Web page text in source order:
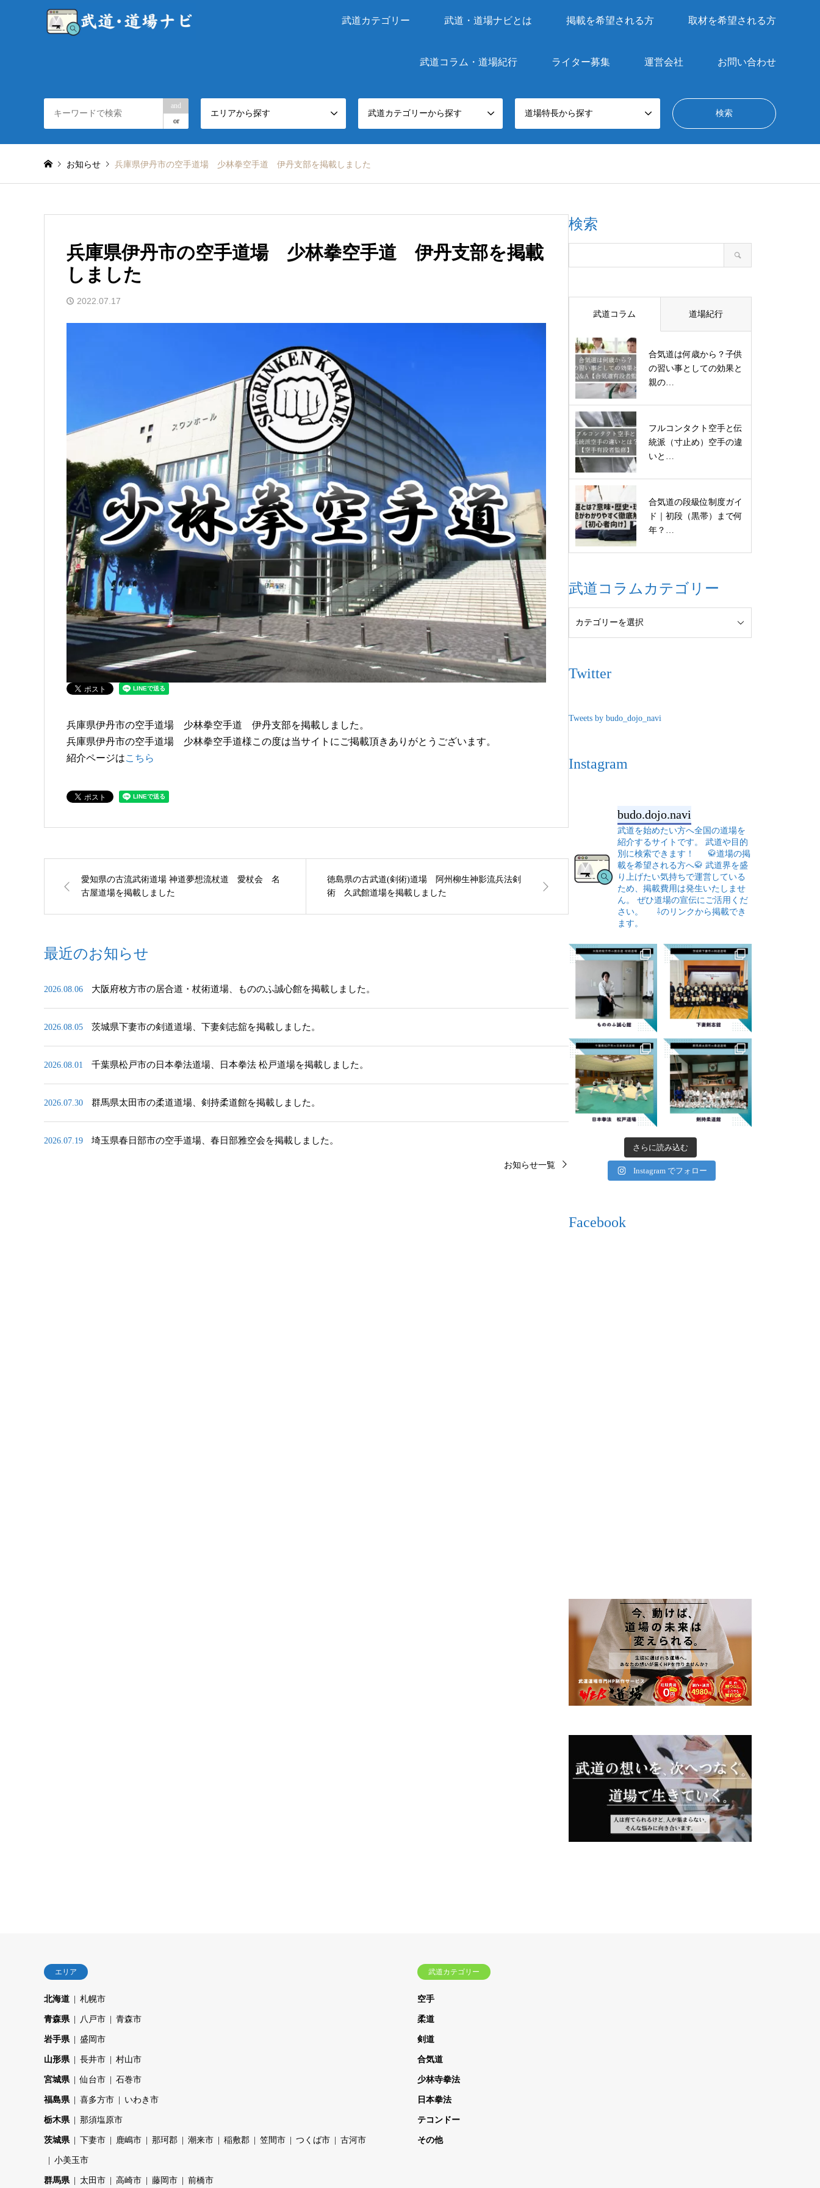
武道カテゴリー 武道・道場ナビとは 掲載を希望される方 取材を希望される方
武道コラム・道場紀行 ライター募集 運営会社 お問い合わせ
and
or
エリアから探す 武道カテゴリーから探す 道場特長から探す
お知らせ 兵庫県伊丹市の空手道場 少林拳空手道 伊丹支部を掲載しました
兵庫県伊丹市の空手道場 少林拳空手道 伊丹支部を掲載
しました
2022.07.17
兵庫県伊丹市の空手道場 少林拳空手道 伊丹支部を掲載しました。
兵庫県伊丹市の空手道場 少林拳空手道様この度は当サイトにご掲載頂きありがとうございます。
紹介ページはこちら
愛知県の古流武術道場 神道夢想流杖道 愛杖会 名
古屋道場を掲載しました
徳島県の古武道(剣術)道場 阿州柳生神影流兵法剣
術 久武館道場を掲載しました
最近のお知らせ
2026.08.06 大阪府枚方市の居合道・杖術道場、もののふ誠心館を掲載しました。
2026.08.05 茨城県下妻市の剣道道場、下妻剣志舘を掲載しました。
2026.08.01 千葉県松戸市の日本拳法道場、日本拳法 松戸道場を掲載しました。
2026.07.30 群馬県太田市の柔道道場、剣持柔道館を掲載しました。
2026.07.19 埼玉県春日部市の空手道場、春日部雅空会を掲載しました。
お知らせ一覧
検索
武道コラム 道場紀行
合気道は何歳から？子供
の習い事としての効果と
親の…
フルコンタクト空手と伝
統派（寸止め）空手の違
いと…
合気道の段級位制度ガイ
ド｜初段（黒帯）まで何
年？…
武道コラムカテゴリー
Twitter
Tweets by budo_dojo_navi
Instagram
budo.dojo.navi
武道を始めたい方へ全国の道場を
紹介するサイトです。
武道や目的
別に検索できます！
🥋道場の掲
載を希望される方へ🥋 武道界を盛
り上げたい気持ちで運営している
ため、掲載費用は発生いたしませ
ん。
ぜひ道場の宣伝にご活用くだ
さい。
⇩のリンクから掲載でき
ます。
さらに読み込む
Instagram でフォロー
Facebook
エリア
北海道 札幌市
青森県 八戸市 青森市
岩手県 盛岡市
山形県 長井市 村山市
宮城県 仙台市 石巻市
福島県 喜多方市 いわき市
栃木県 那須塩原市
茨城県 下妻市 鹿嶋市 那珂郡 潮来市 稲敷郡 笠間市 つくば市 古河市
小美玉市
群馬県 太田市 高崎市 藤岡市 前橋市
武道カテゴリー
空手
柔道
剣道
合気道
少林寺拳法
日本拳法
テコンドー
その他